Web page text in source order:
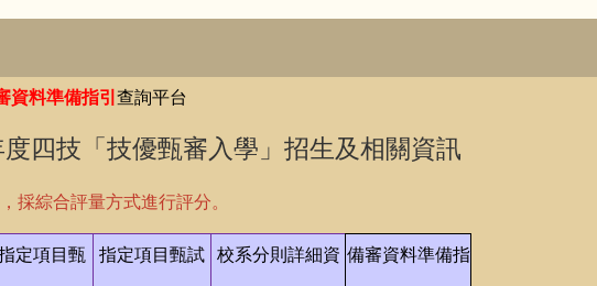
資料準備指引 查詢平台
「技優甄審入學」招生及相關資訊
採綜合評量方式進行評分。
定項目甄 指定項目甄試 校系分則詳細資 備審資料準備指